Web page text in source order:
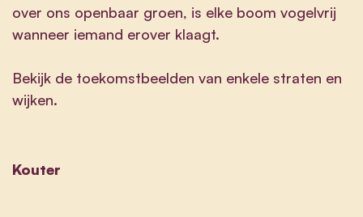
over ons openbaar groen, is elke boom vogelvrij
wanneer iemand erover klaagt.
Bekijk de toekomstbeelden van enkele straten en
wijken.
Kouter